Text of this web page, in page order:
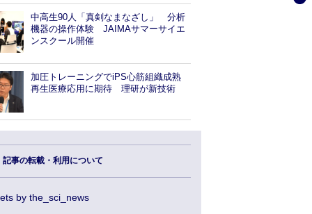
中高生90人「真剣なまなざし」 分析
機器の操作体験 JAIMAサマーサイエ
ンスクール開催
加圧トレーニングでiPS心筋組織成熟
再生医療応用に期待 理研が新技術
記事の転載・利用について
by the_sci_news